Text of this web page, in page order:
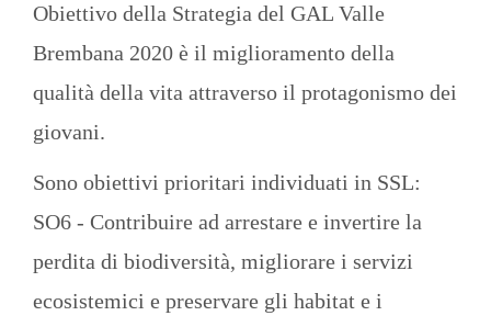
Obiettivo della Strategia del GAL Valle
Brembana 2020 è il miglioramento della
qualità della vita attraverso il protagonismo dei
giovani.
Sono obiettivi prioritari individuati in SSL:
SO6 - Contribuire ad arrestare e invertire la
perdita di biodiversità, migliorare i servizi
ecosistemici e preservare gli habitat e i